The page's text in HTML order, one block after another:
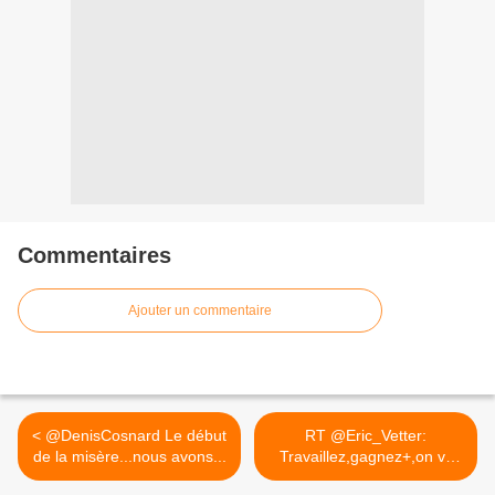
Commentaires
Ajouter un commentaire
< @DenisCosnard Le début
de la misère...nous avons...
RT @Eric_Vetter:
Travaillez,gagnez+,on vs
punit:... >